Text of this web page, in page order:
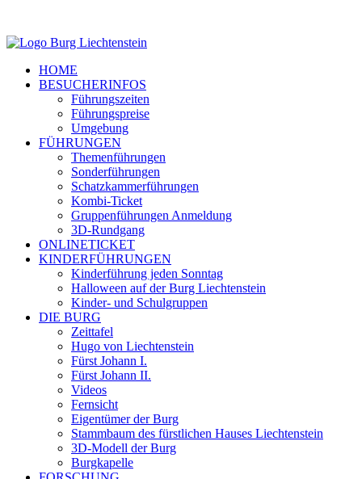
HOME
BESUCHERINFOS
Führungszeiten
Führungspreise
Umgebung
FÜHRUNGEN
Themenführungen
Sonderführungen
Schatzkammerführungen
Kombi-Ticket
Gruppenführungen Anmeldung
3D-Rundgang
ONLINETICKET
KINDERFÜHRUNGEN
Kinderführung jeden Sonntag
Halloween auf der Burg Liechtenstein
Kinder- und Schulgruppen
DIE BURG
Zeittafel
Hugo von Liechtenstein
Fürst Johann I.
Fürst Johann II.
Videos
Fernsicht
Eigentümer der Burg
Stammbaum des fürstlichen Hauses Liechtenstein
3D-Modell der Burg
Burgkapelle